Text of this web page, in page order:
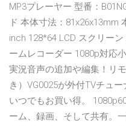
MP3プレーヤー 型番：
ド 本体寸法：81x26x13mm
inch 128*64 LCD スクリー
ームレコーダー 1080p対応
実況音声の追加や編集！リ
き）VG0025が外付TVチュ
いつでもお買い得。
ーム、録画、そして共有。